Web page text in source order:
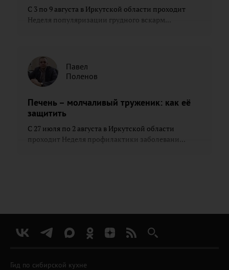
С 3 по 9 августа в Иркутской области проходит
Неделя популяризации грудного вскарм...
Павел
Поленов
Печень – молчаливый труженик: как её
защитить
С 27 июля по 2 августа в Иркутской области
проходит Неделя профилактики заболевани...
Гид по сибирской кухне